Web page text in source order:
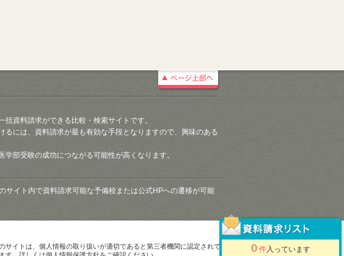
0 件入っています
資料請求ができる比較・検索サイトです。
には、資料請求が最も有効な手段となりますので、興味のある
部受験の成功につながる可能性が高くなります。
イト内で資料請求可能な予備校または公式HPへの遷移が可能
サイトは、個人情報の取り扱いが適切であると第三者機関に認定されて
す。詳しくは個人情報保護方針をご確認ください。